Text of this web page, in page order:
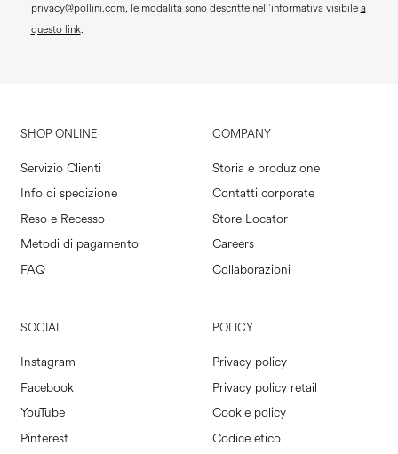
privacy@pollini.com, le modalità sono descritte nell’informativa visibilea
questo link.
SHOP ONLINE
Servizio Clienti
Info di spedizione
Reso e Recesso
Metodi di pagamento
FAQ
COMPANY
Storia e produzione
Contatti corporate
Store Locator
Careers
Collaborazioni
SOCIAL
Instagram
Facebook
YouTube
Pinterest
POLICY
Privacy policy
Privacy policy retail
Cookie policy
Codice etico